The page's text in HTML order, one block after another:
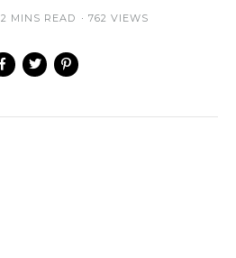
2 MINS READ 762 VIEWS